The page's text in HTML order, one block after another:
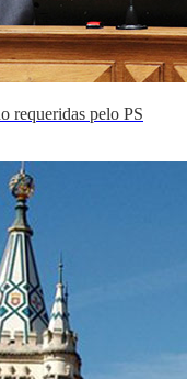
requeridas pelo PS